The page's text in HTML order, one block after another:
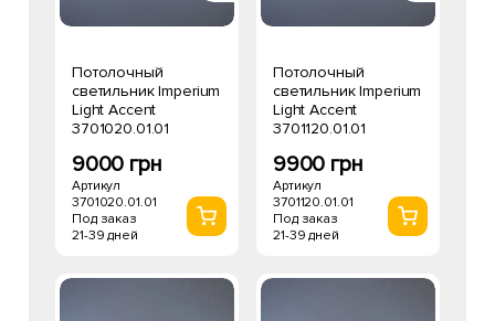
Потолочный
светильник Imperium
Light Accent
3701020.01.01
9000 грн
Артикул
3701020.01.01
Под заказ
21-39 дней
Потолочный
светильник Imperium
Light Accent
3701120.01.01
9900 грн
Артикул
3701120.01.01
Под заказ
21-39 дней